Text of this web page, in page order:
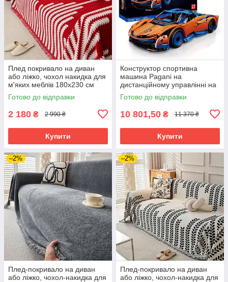
Плед покривало на диван
або ліжко, чохол накидка для
м'яких меблів 180х230 см
стиль бохо в смужку,
червоний
Готово до відправки
2 180 ₴ 2 990 ₴
Купити
Конструктор спортивна
машина Pagani на
дистанційному управлінні на
1883 деталі, колір
помаранчевий із синім
Готово до відправки
10 801,50 ₴ 11 370 ₴
Купити
–2%
Плед-покривало на диван
або ліжко, чохол-накидка для
–2%
Плед-покривало на диван
або ліжко, чохол-накидка для